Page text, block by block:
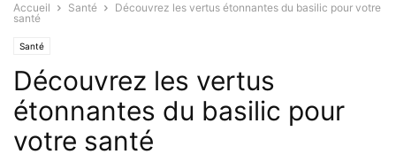
Accueil Santé
Découvrez les vertus étonnantes du basilic pour votre
santé
Santé
Découvrez les vertus
étonnantes du basilic pour
votre santé